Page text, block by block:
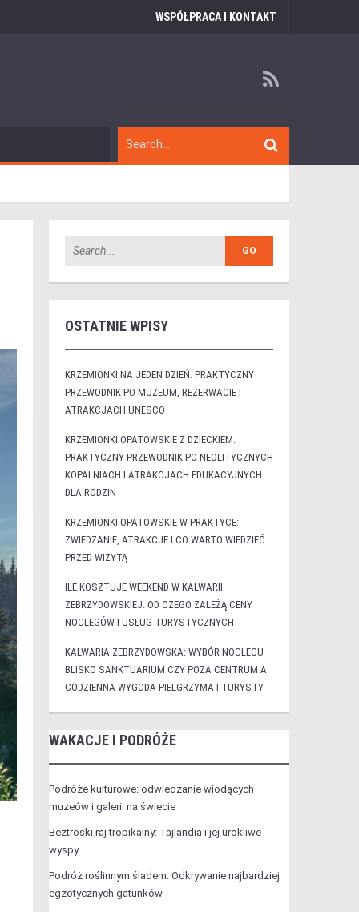
WSPÓŁPRACA I KONTAKT
OSTATNIE WPISY
KRZEMIONKI NA JEDEN DZIEŃ: PRAKTYCZNY
PRZEWODNIK PO MUZEUM, REZERWACIE I
ATRAKCJACH UNESCO
KRZEMIONKI OPATOWSKIE Z DZIECKIEM:
PRAKTYCZNY PRZEWODNIK PO NEOLITYCZNYCH
KOPALNIACH I ATRAKCJACH EDUKACYJNYCH
DLA RODZIN
KRZEMIONKI OPATOWSKIE W PRAKTYCE:
ZWIEDZANIE, ATRAKCJE I CO WARTO WIEDZIEĆ
PRZED WIZYTĄ
ILE KOSZTUJE WEEKEND W KALWARII
ZEBRZYDOWSKIEJ: OD CZEGO ZALEŻĄ CENY
NOCLEGÓW I USŁUG TURYSTYCZNYCH
KALWARIA ZEBRZYDOWSKA: WYBÓR NOCLEGU
BLISKO SANKTUARIUM CZY POZA CENTRUM A
CODZIENNA WYGODA PIELGRZYMA I TURYSTY
WAKACJE I PODRÓŻE
Podróże kulturowe: odwiedzanie wiodących
muzeów i galerii na świecie
Beztroski raj tropikalny: Tajlandia i jej urokliwe
wyspy
Podróż roślinnym śladem: Odkrywanie najbardziej
egzotycznych gatunków